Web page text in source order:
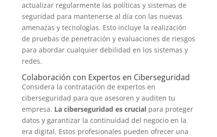
actualizar regularmente las políticas y sistemas de
seguridad para mantenerse al día con las nuevas
amenazas y tecnologías. Esto incluye la realización
de pruebas de penetración y evaluaciones de riesgos
para abordar cualquier debilidad en los sistemas y
redes.
Colaboración con Expertos en Ciberseguridad
Considera la contratación de expertos en
ciberseguridad para que asesoren y auditen tu
empresa. La ciberseguridad es crucialpara proteger
datos y garantizar la continuidad del negocio en la
era digital. Estos profesionales pueden ofrecer una